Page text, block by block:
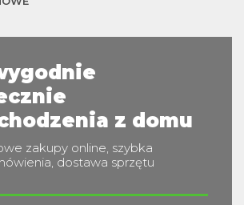
z domu
zakupy online, szybka
dostawa sprzętu